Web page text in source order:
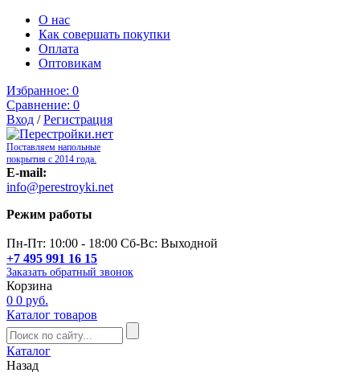
О нас
Как совершать покупки
Оплата
Оптовикам
Избранное: 0
Сравнение: 0
Вход /Регистрация
Поставляем напольные
покрытия с 2014 года.
E-mail:
info@perestroyki.net
Режим работы
Пн-Пт: 10:00 - 18:00 Сб-Вс: Выходной
+7 495 991 16 15
Заказать обратный звонок
Корзина
0 0 руб.
Каталог товаров
Каталог
Назад